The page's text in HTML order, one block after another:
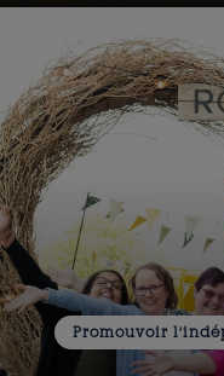
Promouvoir